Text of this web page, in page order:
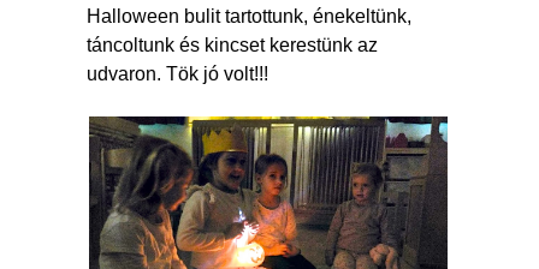
Halloween bulit tartottunk, énekeltünk,
táncoltunk és kincset kerestünk az
udvaron. Tök jó volt!!!